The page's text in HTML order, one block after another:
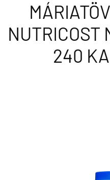
NUTRICOST
240